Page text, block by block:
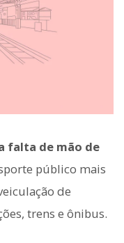
falta de mão de
público mais
de
trens e ônibus.